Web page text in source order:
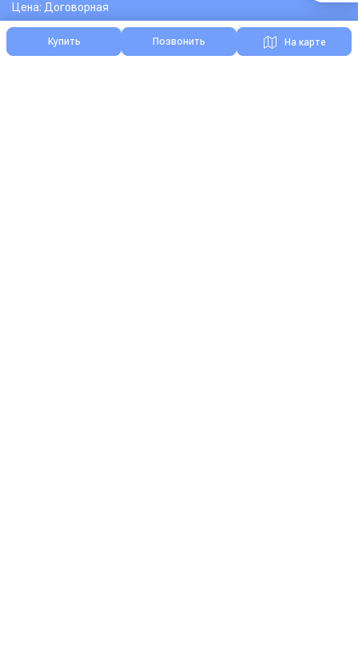
Цена: Договорная
Купить Позвонить На карте